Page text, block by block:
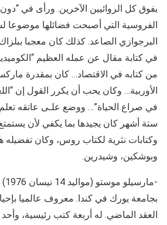
يفوق كل الروائيين الآخرين. ورأى في
الفروسية التي أصبحت فضائلها موضوعا
البرجوازي الصاعد. كذلك كان معجبا
في كتابة مقال عن عمله العظيم
من كتابه في الاقتصاد… كان بمقدرة
الأوربية… وكان يحب أن يكرر القول إن
في صراع الحياة”… ووضع علـى عاتقه تعلم
ستة أشهر كان يجيدها بما يكفي لأن
وكتابات نثرية لكتاب روس، وكان
وبوشكين، وشيدرين.
-
بجامعة يورك في كندا. معروف عالميا
العقد الماضي. له أربعة كتب رئيسية،